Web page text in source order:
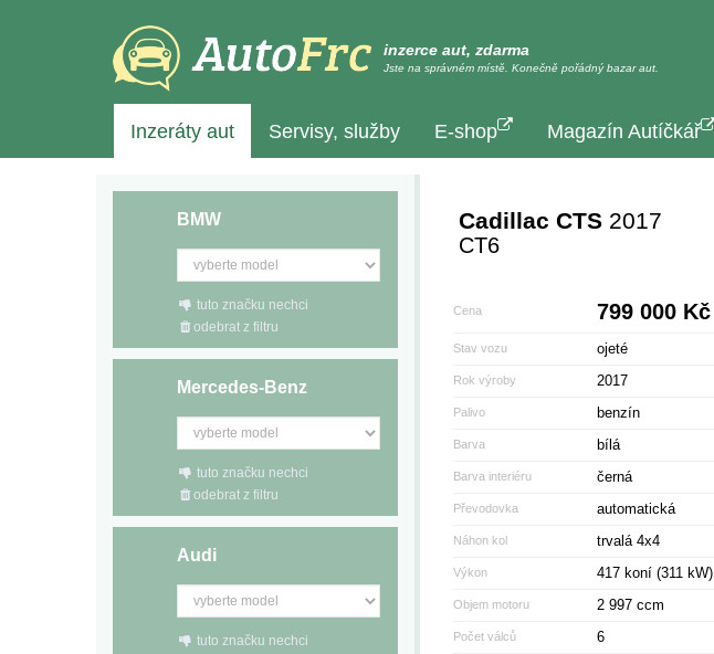
inzerce aut, zdarma
Jste na správném místě. Konečně pořádný bazar aut.
Inzeráty aut Servisy, služby E-shop Magazín Autíčkář
Cadillac CTS2017
CT6
Cena 799 000 Kč
Stav vozu ojeté
Rok výroby 2017
Palivo benzín
Barva bílá
Barva interiéru černá
Převodovka automatická
Náhon kol trvalá 4x4
Výkon 417 koní (311 kW)
Objem motoru 2 997 ccm
Počet válců 6
BMW
tuto značku nechci
odebrat z filtru
Mercedes-Benz
tuto značku nechci
odebrat z filtru
Audi
tuto značku nechci